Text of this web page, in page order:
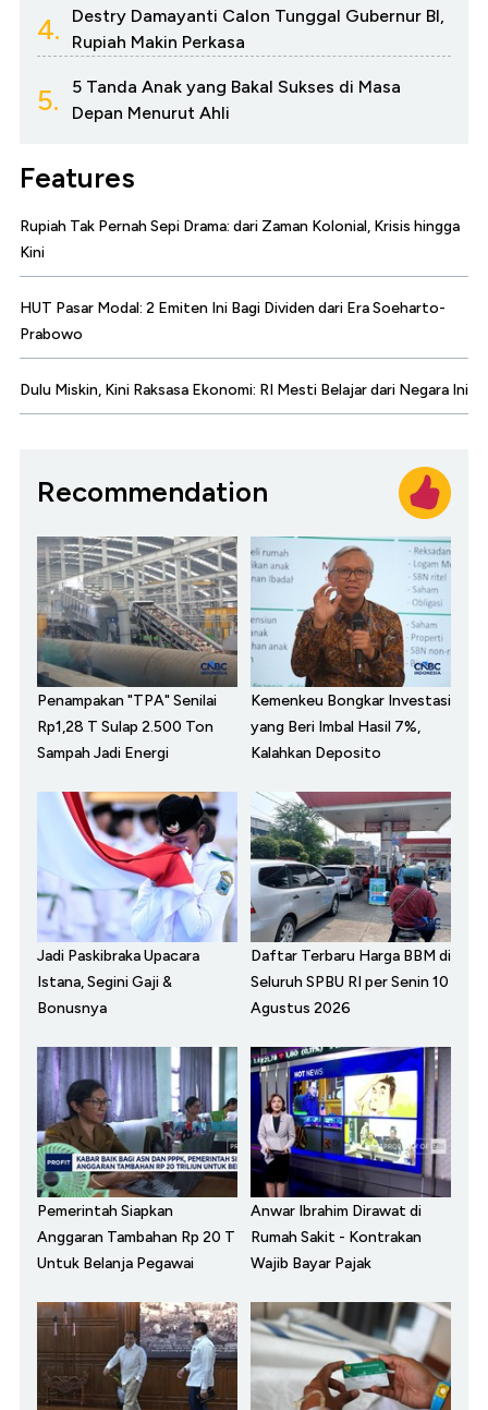
4.
Destry Damayanti Calon Tunggal Gubernur BI,
Rupiah Makin Perkasa
5.
5 Tanda Anak yang Bakal Sukses di Masa
Depan Menurut Ahli
Features
Rupiah Tak Pernah Sepi Drama: dari Zaman Kolonial, Krisis hingga
Kini
HUT Pasar Modal: 2 Emiten Ini Bagi Dividen dari Era Soeharto-
Prabowo
Dulu Miskin, Kini Raksasa Ekonomi: RI Mesti Belajar dari Negara Ini
Recommendation
Penampakan "TPA" Senilai
Rp1,28 T Sulap 2.500 Ton
Sampah Jadi Energi
Kemenkeu Bongkar Investasi
yang Beri Imbal Hasil 7%,
Kalahkan Deposito
Jadi Paskibraka Upacara
Istana, Segini Gaji &
Bonusnya
Daftar Terbaru Harga BBM di
Seluruh SPBU RI per Senin 10
Agustus 2026
Pemerintah Siapkan
Anggaran Tambahan Rp 20 T
Untuk Belanja Pegawai
Anwar Ibrahim Dirawat di
Rumah Sakit - Kontrakan
Wajib Bayar Pajak